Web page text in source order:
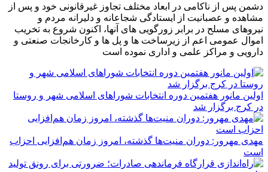
دشمن پس از ناکامی در ابعاد مختلف تجاوز غیرقانونی خود و پس از
مشاهده و عصبانیت از ایستادگی شجاعانه و دلیرانه مردم و
نیروهای مسلح در برابر زورگویی های آنها، اکنون شروع به تخریب
اموال عمومی اعم از زیرساخت ها و پل ها و کارخانجات صنعتی و
دارویی و مراکز علمی و اداری نموده است
اولین مانور هفتمین دوره انتخابات شوراهای اسلامی شهر و روستا
در کرج برگزار شد
مهدی مهرور: دوران منیت‌ها گذشته، امروز زمان هم‌افزایی احزاب
است